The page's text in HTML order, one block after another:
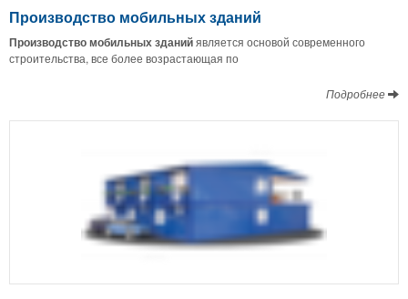
Производство мобильных зданий
Производство мобильных зданийявляется основой современного
строительства, все более возрастающая по
Подробнее